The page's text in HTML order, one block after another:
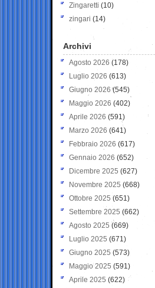
Zingaretti (10)
zingari (14)
Archivi
Agosto 2026 (178)
Luglio 2026 (613)
Giugno 2026 (545)
Maggio 2026 (402)
Aprile 2026 (591)
Marzo 2026 (641)
Febbraio 2026 (617)
Gennaio 2026 (652)
Dicembre 2025 (627)
Novembre 2025 (668)
Ottobre 2025 (651)
Settembre 2025 (662)
Agosto 2025 (669)
Luglio 2025 (671)
Giugno 2025 (573)
Maggio 2025 (591)
Aprile 2025 (622)